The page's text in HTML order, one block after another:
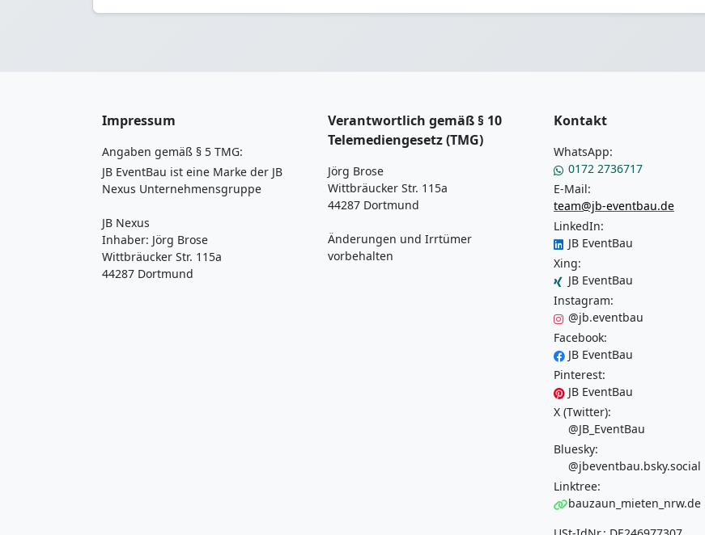
Impressum
Angaben gemäß § 5 TMG:
JB EventBau ist eine Marke der JB
Nexus Unternehmensgruppe
JB Nexus
Inhaber: Jörg Brose
Wittbräucker Str. 115a
44287 Dortmund
Verantwortlich gemäß § 10
Telemediengesetz (TMG)
Jörg Brose
Wittbräucker Str. 115a
44287 Dortmund
Änderungen und Irrtümer
vorbehalten
Kontakt
WhatsApp:
0172 2736717
E-Mail:
team@jb-eventbau.de
LinkedIn:
JB EventBau
Xing:
JB EventBau
Instagram:
@jb.eventbau
Facebook:
JB EventBau
Pinterest:
JB EventBau
X (Twitter):
@JB_EventBau
Bluesky:
@jbeventbau.bsky.social
Linktree:
bauzaun_mieten_nrw.de